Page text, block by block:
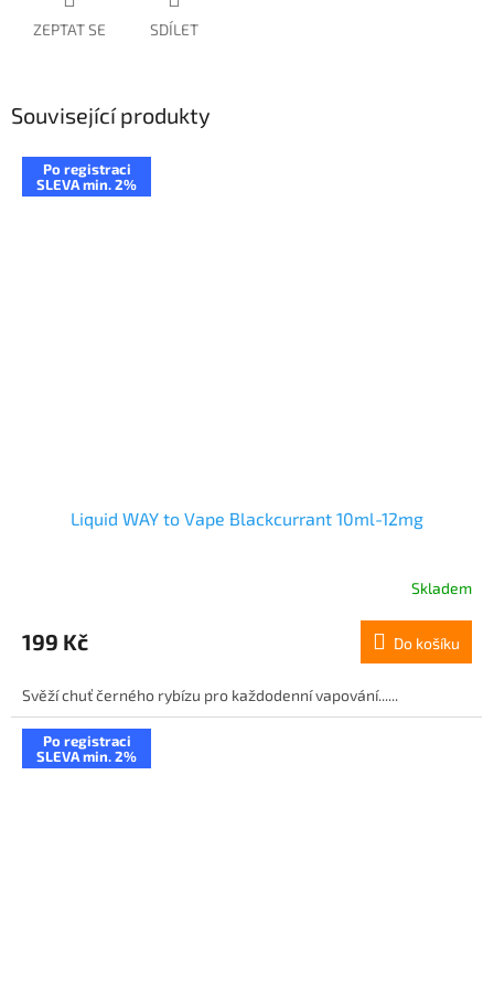
ZEPTAT SE SDÍLET
Související produkty
Po registraci
SLEVA min. 2%
Liquid WAY to Vape Blackcurrant 10ml-12mg
Skladem
199 Kč Do košíku
Svěží chuť černého rybízu pro každodenní vapování......
Po registraci
SLEVA min. 2%